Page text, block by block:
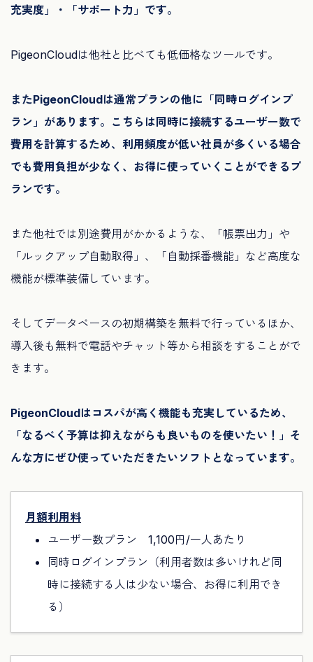
充実度」・「サポート力」です。
PigeonCloudは他社と比べても低価格なツールです。
またPigeonCloudは通常プランの他に「同時ログインプ
ラン」があります。こちらは同時に接続するユーザー数で
費用を計算するため、利用頻度が低い社員が多くいる場合
でも費用負担が少なく、お得に使っていくことができるプ
ランです。
また他社では別途費用がかかるような、「帳票出力」や
「ルックアップ自動取得」、「自動採番機能」など高度な
機能が標準装備しています。
そしてデータベースの初期構築を無料で行っているほか、
導入後も無料で電話やチャット等から相談をすることがで
きます。
PigeonCloudはコスパが高く機能も充実しているため、
「なるべく予算は抑えながらも良いものを使いたい！」そ
んな方にぜひ使っていただきたいソフトとなっています。
月額利用料
ユーザー数プラン 1,100円/一人あたり
同時ログインプラン（利用者数は多いけれど同
時に接続する人は少ない場合、お得に利用でき
る）